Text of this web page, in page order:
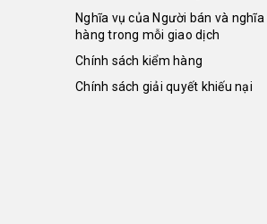
Nghĩa vụ của Người bán và
hàng trong mỗi giao dịch
Chính sách kiểm hàng
Chính sách giải quyết khiếu nại